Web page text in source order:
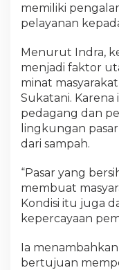
memiliki
pelayanan
Menurut Indra,
menjadi faktor
minat
Sukatani.
pedagang dan
lingkungan
dari sampah.
“Pasar yang
membuat
Kondisi itu juga
kepercayaan
Ia
bertujuan